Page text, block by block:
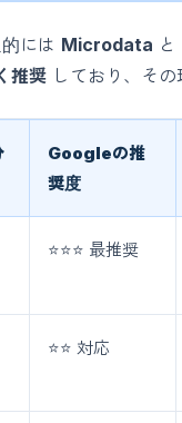
には Microdata と
推奨 しており、その
Googleの推
奨度
⭐⭐⭐ 最推奨
⭐⭐ 対応